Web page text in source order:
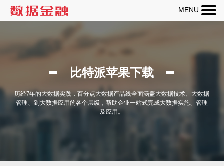
MENU
456-
比特派苹果下载
历经7年的大数据实践，百分点大数据产品线全面涵盖大数据技术、大数据
管理、到大数据应用的各个层级，帮助企业一站式完成大数据实施、管理
及应用。